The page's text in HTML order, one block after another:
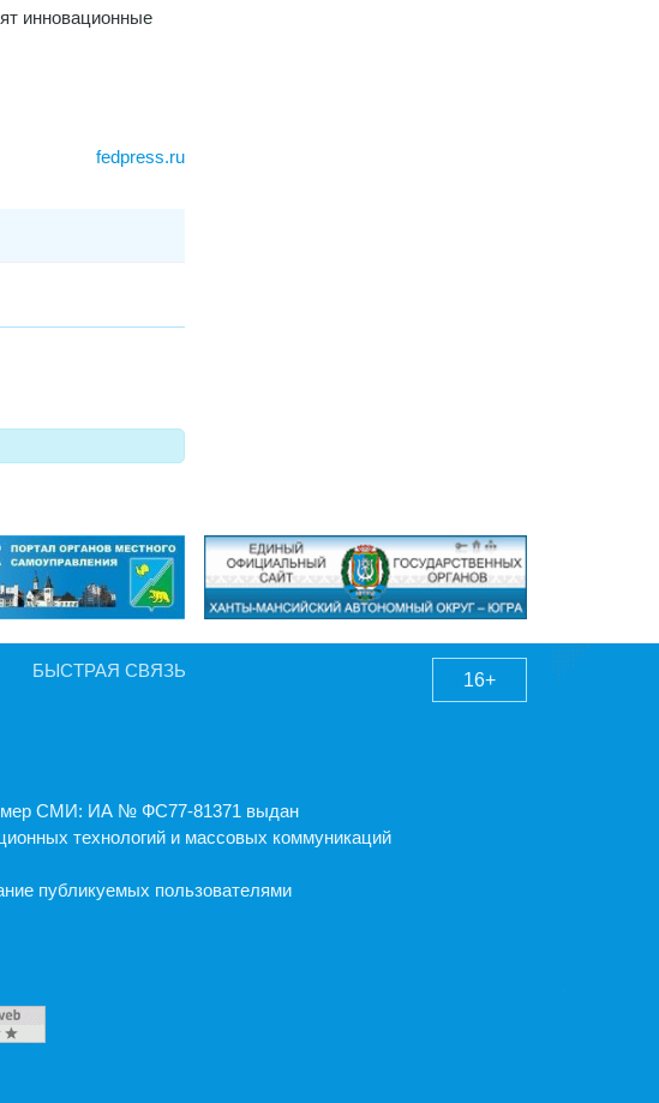
инновационные
fedpress.ru
БЫСТРАЯ СВЯЗЬ
СМИ: ИА № ФС77-81371 выдан
технологий и массовых коммуникаций
публикуемых пользователями
16+